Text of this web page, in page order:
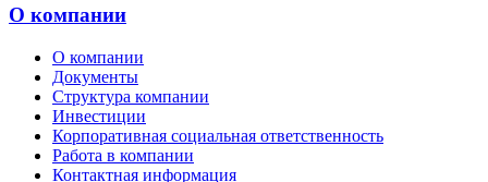
О компании
О компании
Документы
Структура компании
Инвестиции
Корпоративная социальная ответственность
Работа в компании
Контактная информация